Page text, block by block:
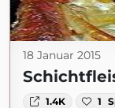
18 Januar 2015
1.4K 1